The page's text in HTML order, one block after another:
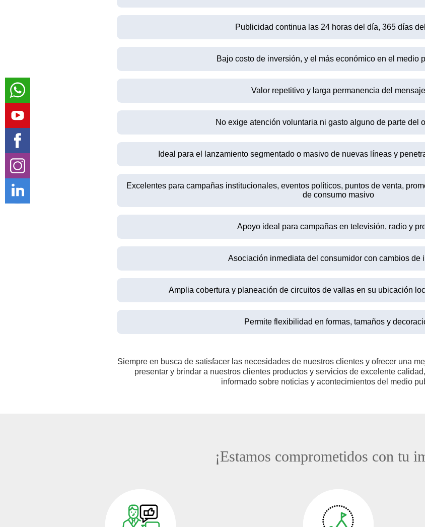
Publicidad continua las 24 horas del día, 365 días
Bajo costo de inversión, y el más económico en el medio
Valor repetitivo y larga permanencia del mensaje
No exige atención voluntaria ni gasto alguno de parte del
Ideal para el lanzamiento segmentado o masivo de nuevas líneas y
Excelentes para campañas institucionales, eventos políticos, puntos de venta,
de consumo masivo
Apoyo ideal para campañas en televisión, radio y
Asociación inmediata del consumidor con cambios de
Amplia cobertura y planeación de circuitos de vallas en su ubicación
Permite flexibilidad en formas, tamaños y
Siempre en busca de satisfacer las necesidades de nuestros clientes y ofrecer una
presentar y brindar a nuestros clientes productos y servicios de excelente
informado sobre noticias y acontecimientos del medio
¡Estamos comprometidos con tu